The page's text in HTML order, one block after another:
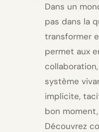
Dans un
pas dans la
transformer
permet aux
système
implicite,
bon
Découvrez